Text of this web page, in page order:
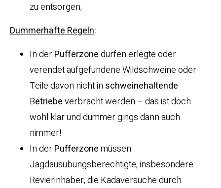
zu entsorgen;
Dummerhafte Regeln:
In derPufferzonedürfen erlegte oder
verendet aufgefundene Wildschweine oder
Teile davon nicht in schweinehaltende
Betriebeverbracht werden – das ist doch
wohl klar und dümmer gings dann auch
nimmer!
In derPufferzonemüssen
Jagdausübungsberechtigte, insbesondere
Revierinhaber, die Kadaversuche durch